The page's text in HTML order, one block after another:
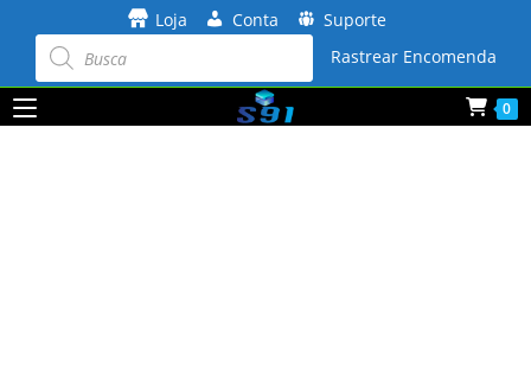
conteúdo
Loja Conta Suporte
Pesquisar
produtos Rastrear Encomenda
0